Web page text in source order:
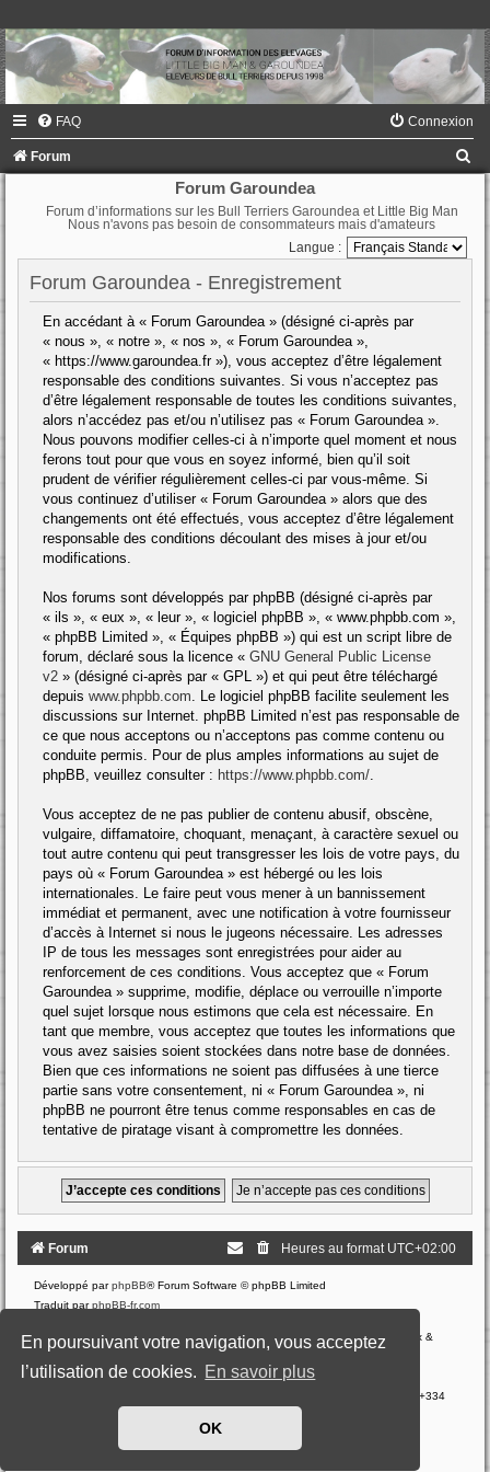
En poursuivant votre navigation, vous acceptez
l’utilisation de cookies. En savoir plus
OK
FAQ Connexion
Forum
Forum Garoundea
Forum d’informations sur les Bull Terriers Garoundea et Little Big Man
Nous n'avons pas besoin de consommateurs mais d'amateurs
Langue :
Forum Garoundea - Enregistrement
En accédant à « Forum Garoundea » (désigné ci-après par
« nous », « notre », « nos », « Forum Garoundea »,
« https://www.garoundea.fr »), vous acceptez d’être légalement
responsable des conditions suivantes. Si vous n’acceptez pas
d’être légalement responsable de toutes les conditions suivantes,
alors n’accédez pas et/ou n’utilisez pas « Forum Garoundea ».
Nous pouvons modifier celles-ci à n’importe quel moment et nous
ferons tout pour que vous en soyez informé, bien qu’il soit
prudent de vérifier régulièrement celles-ci par vous-même. Si
vous continuez d’utiliser « Forum Garoundea » alors que des
changements ont été effectués, vous acceptez d’être légalement
responsable des conditions découlant des mises à jour et/ou
modifications.
Nos forums sont développés par phpBB (désigné ci-après par
« ils », « eux », « leur », « logiciel phpBB », « www.phpbb.com »,
« phpBB Limited », « Équipes phpBB ») qui est un script libre de
forum, déclaré sous la licence « GNU General Public License
v2 » (désigné ci-après par « GPL ») et qui peut être téléchargé
depuis www.phpbb.com . Le logiciel phpBB facilite seulement les
discussions sur Internet. phpBB Limited n’est pas responsable de
ce que nous acceptons ou n’acceptons pas comme contenu ou
conduite permis. Pour de plus amples informations au sujet de
phpBB, veuillez consulter : https://www.phpbb.com/
Vous acceptez de ne pas publier de contenu abusif, obscène,
vulgaire, diffamatoire, choquant, menaçant, à caractère sexuel ou
tout autre contenu qui peut transgresser les lois de votre pays, du
pays où « Forum Garoundea » est hébergé ou les lois
internationales. Le faire peut vous mener à un bannissement
immédiat et permanent, avec une notification à votre fournisseur
d’accès à Internet si nous le jugeons nécessaire. Les adresses
IP de tous les messages sont enregistrées pour aider au
renforcement de ces conditions. Vous acceptez que « Forum
Garoundea » supprime, modifie, déplace ou verrouille n’importe
quel sujet lorsque nous estimons que cela est nécessaire. En
tant que membre, vous acceptez que toutes les informations que
vous avez saisies soient stockées dans notre base de données.
Bien que ces informations ne soient pas diffusées à une tierce
partie sans votre consentement, ni « Forum Garoundea », ni
phpBB ne pourront être tenus comme responsables en cas de
tentative de piratage visant à compromettre les données.
Forum Heures au format UTC+02:00
Développé parphpBB® Forum Software © phpBB Limited
Traduit parphpBB-fr.com
Communauté EzCom : « Traductions d'extensions & styles pour phpBB 3.2.x &
Forum hébergé par les services d’ o2switch
222-224 Boulevard Gustave Flaubert 63000 Clermont-Ferrand - France - tél +334